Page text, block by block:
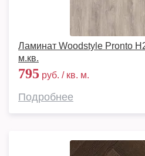
Ламинат Woodstyle Pronto
м.кв.
795 руб. / кв. м.
Подробнее